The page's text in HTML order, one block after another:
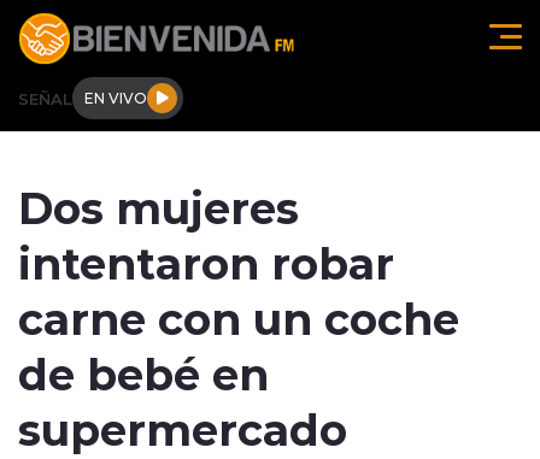
Click acá para ir directamente al contenido
SEÑAL EN VIVO
Actualidad
Tendencias
Dos mujeres
intentaron robar
carne con un coche
de bebé en
supermercado